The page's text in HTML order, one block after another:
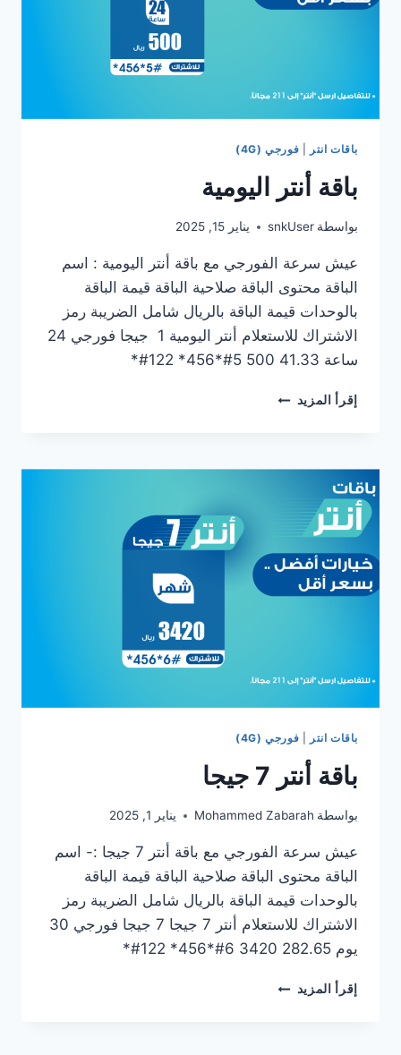
باقات انتر فورجي (4G)
باقة أنتر اليومية
بواسطة snkUser يناير 15, 2025
عيش سرعة الفورجي مع باقة أنتر اليومية : اسم
الباقة محتوى الباقة صلاحية الباقة قيمة الباقة
بالوحدات قيمة الباقة بالريال شامل الضريبة رمز
الاشتراك للاستعلام أنتر اليومية 1 جيجا فورجي 24
ساعة 41.33 500 5#*456* 122#*
إقرأ المزيد
باقات انتر فورجي (4G)
باقة أنتر 7 جيجا
بواسطة Mohammed Zabarah يناير 1, 2025
عيش سرعة الفورجي مع باقة أنتر 7 جيجا :- اسم
الباقة محتوى الباقة صلاحية الباقة قيمة الباقة
بالوحدات قيمة الباقة بالريال شامل الضريبة رمز
الاشتراك للاستعلام أنتر 7 جيجا 7 جيجا فورجي 30
يوم 282.65 3420 6#*456* 122#*
إقرأ المزيد